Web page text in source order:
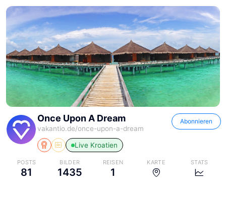
Once Upon A Dream
vakantio.de/once-upon-a-dream
Abonnieren
Live Kroatien
POSTS
81
BILDER
1435
REISEN
1
KARTE STATS